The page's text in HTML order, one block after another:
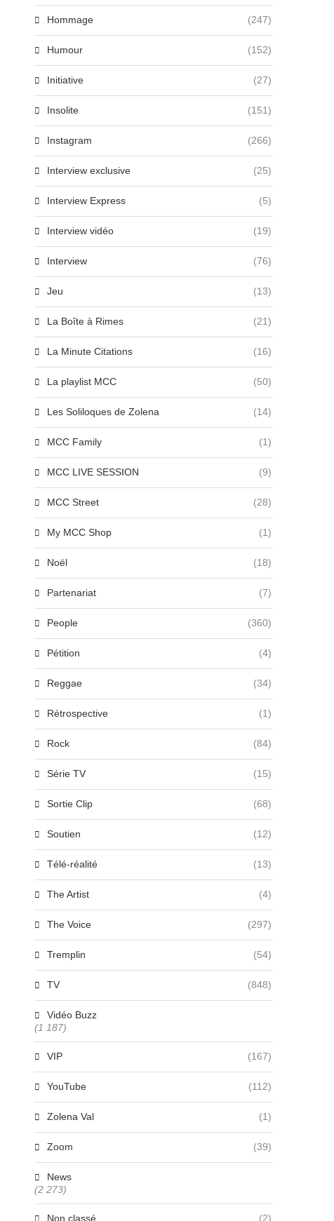
Emma Mantet, étoile montante de
la pop, dévoile...
27 juin 2024 27 juin 2024
Hommage (247)
Humour (152)
Initiative (27)
Insolite (151)
Instagram (266)
Interview exclusive (25)
Interview Express (5)
Interview vidéo (19)
Interview (76)
Jeu (13)
La Boîte à Rimes (21)
La Minute Citations (16)
La playlist MCC (50)
Les Soliloques de Zolena (14)
MCC Family (1)
MCC LIVE SESSION (9)
MCC Street (28)
My MCC Shop (1)
Noël (18)
Partenariat (7)
People (360)
Pétition (4)
Reggae (34)
Rétrospective (1)
Rock (84)
Série TV (15)
Sortie Clip (68)
Soutien (12)
Télé-réalité (13)
The Artist (4)
The Voice (297)
Tremplin (54)
TV (848)
Vidéo Buzz
(1 187)
VIP (167)
YouTube (112)
Zolena Val (1)
Zoom (39)
News
(2 273)
Non classé (2)